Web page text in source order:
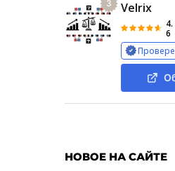
3 Velrix
4.
6
НОВОЕ НА САЙТЕ